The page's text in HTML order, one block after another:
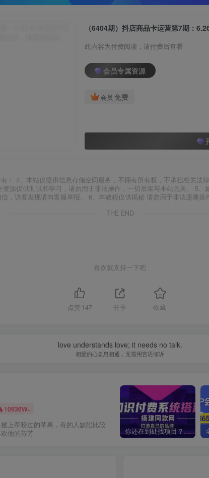
（6404期）抖店商品卡运营第7期：
此内容为付费阅读，请付费后查看
会员专属资源
会员 免费
！ 2、本站仅提供信息存储空间服务，不拥有所有权，不承担相关法
源仅供测试和学习，请勿用于非法操作，一切后果与本站无关。 5
，访客发现请向客服举报。 6、本教程仅供揭秘 请勿用于非法违规操
THE END
喜欢就支持一下吧
点赞 147 分享 收藏
love understands love; it needs no talk.
相爱的心息息相通，无需用言语倾诉
10936W+
上帝咬过的苹果，有的人缺陷比较
他的芬芳
你还在到处找项目？还在当韭菜？我靠卖项目一个月收入5万+，曾经我也是个失败者。